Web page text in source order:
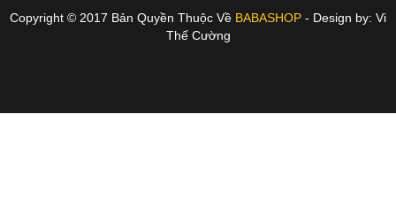
Copyright © 2017 Bản Quyền Thuộc Về BABASHOP - Design by: Vi
Thế Cường